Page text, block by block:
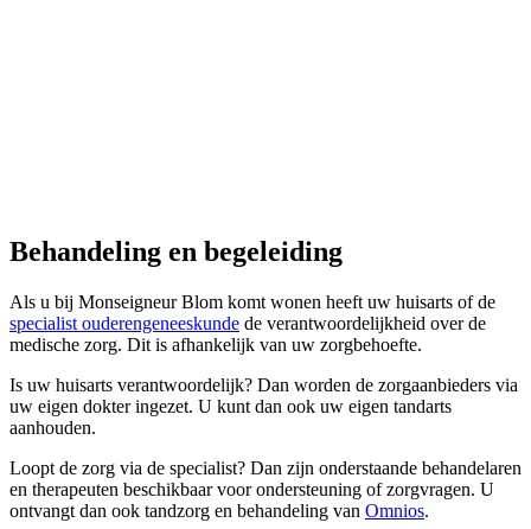
Behandeling en begeleiding
Als u bij Monseigneur Blom komt wonen heeft uw huisarts of de
specialist ouderengeneeskunde de verantwoordelijkheid over de
medische zorg. Dit is afhankelijk van uw zorgbehoefte.
Is uw huisarts verantwoordelijk? Dan worden de zorgaanbieders via
uw eigen dokter ingezet. U kunt dan ook uw eigen tandarts
aanhouden.
Loopt de zorg via de specialist? Dan zijn onderstaande behandelaren
en therapeuten beschikbaar voor ondersteuning of zorgvragen. U
ontvangt dan ook tandzorg en behandeling van Omnios.